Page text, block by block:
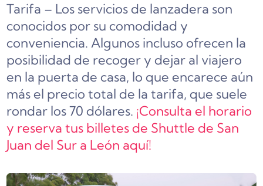
Tarifa – Los servicios de lanzadera son
conocidos por su comodidad y
conveniencia. Algunos incluso ofrecen la
posibilidad de recoger y dejar al viajero
en la puerta de casa, lo que encarece aún
más el precio total de la tarifa, que suele
rondar los 70 dólares. ¡Consulta el horario
y reserva tus billetes de Shuttle de San
Juan del Sur a León aquí!